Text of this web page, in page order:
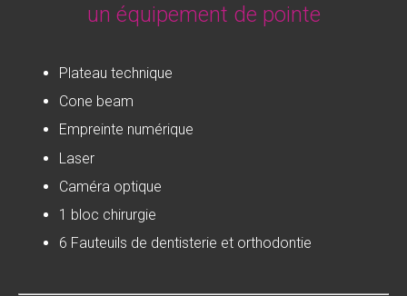
un équipement de pointe
Plateau technique
Cone beam
Empreinte numérique
Laser
Caméra optique
1 bloc chirurgie
6 Fauteuils de dentisterie et orthodontie